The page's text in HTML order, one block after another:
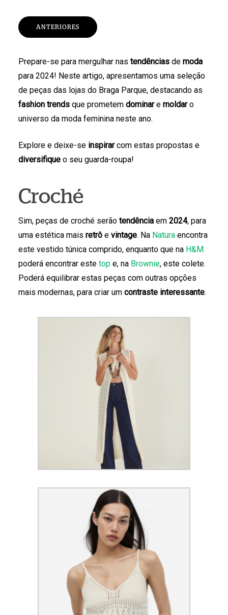
ANTERIORES
Prepare-se para mergulhar nas tendências de moda
para 2024! Neste artigo, apresentamos uma seleção
de peças das lojas do Braga Parque, destacando as
fashion trendsque prometem dominare moldaro
universo da moda feminina neste ano.
Explore e deixe-se inspirarcom estas propostas e
diversifique o seu guarda-roupa!
Croché
Sim, peças de croché serão tendência em 2024, para
uma estética mais retrô e vintage. Na Naturaencontra
este vestido túnica comprido, enquanto que na H&M
poderá encontrar este tope, na Brownie, este colete.
Poderá equilibrar estas peças com outras opções
mais modernas, para criar um contraste interessante.